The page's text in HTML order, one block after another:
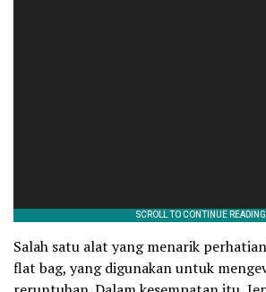
Salah satu alat yang menarik
flat bag, yang digunakan untuk